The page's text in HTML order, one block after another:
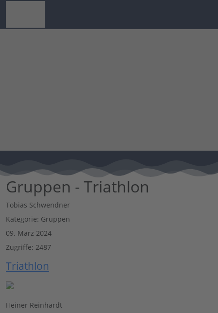
Gruppen - Triathlon
Tobias Schwendner
Kategorie: Gruppen
09. März 2024
Zugriffe: 2487
Triathlon
Heiner Reinhardt